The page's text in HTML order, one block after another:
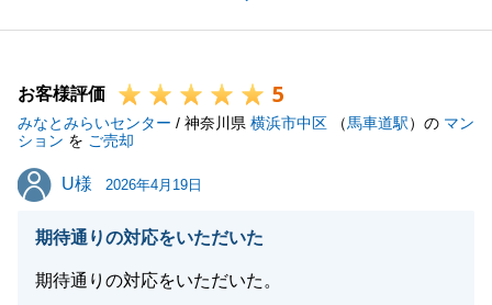
取引ができました。
軽にお問合せください。
今後とも東急リバブルをご愛顧の程よろしくお願いい
たします。
閉じる
お客様評価 5
みなとみらいセンター / 神奈川県 横浜市中区 （馬車道駅）の マン
ション を ご売却
U様
U様 2026年4月19日
期待通りの対応をいただいた
期待通りの対応をいただいた。